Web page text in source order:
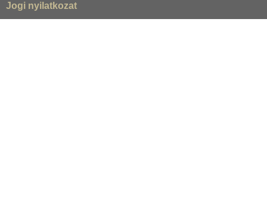
Jogi nyilatkozat